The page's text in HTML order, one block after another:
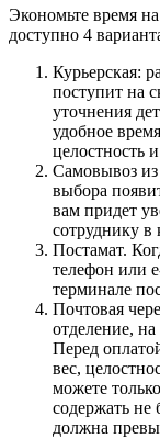
Экономьте время
доступно 4
Курьерская:
поступит на
уточнения
удобное
целостность
Самовывоз из
выбора
вам придет
сотруднику в
Постамат.
телефон или
терминале
Почтовая
отделение,
Перед
вес,
можете
содержать не
должна